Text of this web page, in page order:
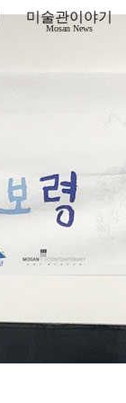
미술관이야기
Mosan News